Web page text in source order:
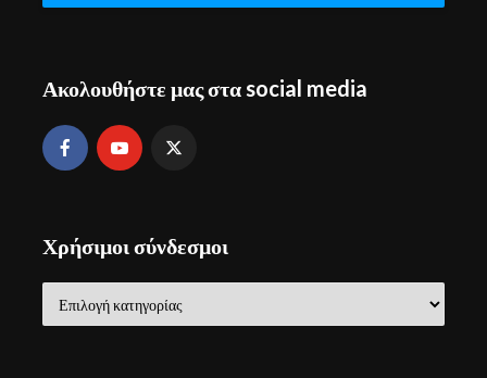
Ακολουθήστε μας στα social media
Χρήσιμοι σύνδεσμοι
σύνδεσμοι